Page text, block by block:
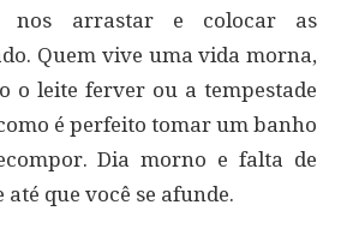
nos arrastar e colocar as
Quem vive uma vida morna,
o leite ferver ou a tempestade
é perfeito tomar um banho
Dia morno e falta de
que você se afunde.